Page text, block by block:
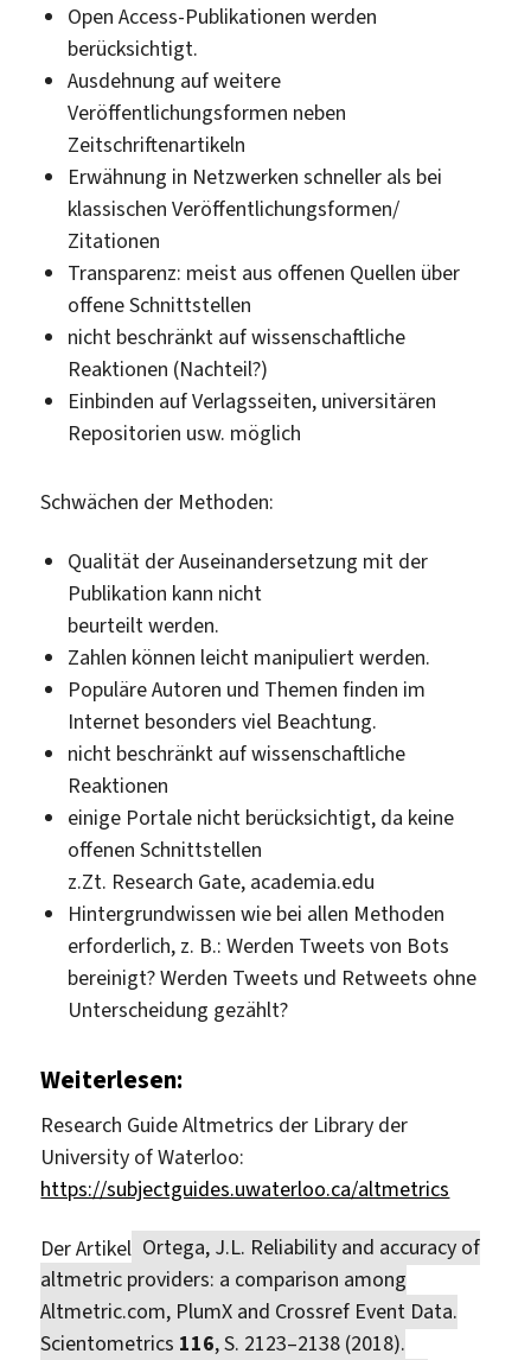
Open Access-Publikationen werden
berücksichtigt.
Ausdehnung auf weitere
Veröffentlichungsformen neben
Zeitschriftenartikeln
Erwähnung in Netzwerken schneller als bei
klassischen Veröffentlichungsformen/
Zitationen
Transparenz: meist aus offenen Quellen über
offene Schnittstellen
nicht beschränkt auf wissenschaftliche
Reaktionen (Nachteil?)
Einbinden auf Verlagsseiten, universitären
Repositorien usw. möglich
Schwächen der Methoden:
Qualität der Auseinandersetzung mit der
Publikation kann nicht
beurteilt werden.
Zahlen können leicht manipuliert werden.
Populäre Autoren und Themen finden im
Internet besonders viel Beachtung.
nicht beschränkt auf wissenschaftliche
Reaktionen
einige Portale nicht berücksichtigt, da keine
offenen Schnittstellen
z.Zt. Research Gate, academia.edu
Hintergrundwissen wie bei allen Methoden
erforderlich, z. B.: Werden Tweets von Bots
bereinigt? Werden Tweets und Retweets ohne
Unterscheidung gezählt?
Weiterlesen:
Research Guide Altmetrics der Library der
University of Waterloo:
https://subjectguides.uwaterloo.ca/altmetrics
Der Artikel Ortega, J.L. Reliability and accuracy of
altmetric providers: a comparison among
Altmetric.com, PlumX and Crossref Event Data.
Scientometrics 116, S. 2123–2138 (2018).